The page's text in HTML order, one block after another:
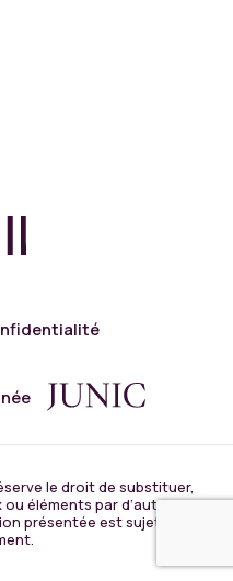
le droit de substituer,
éléments par d’autres de
présentée est sujette à